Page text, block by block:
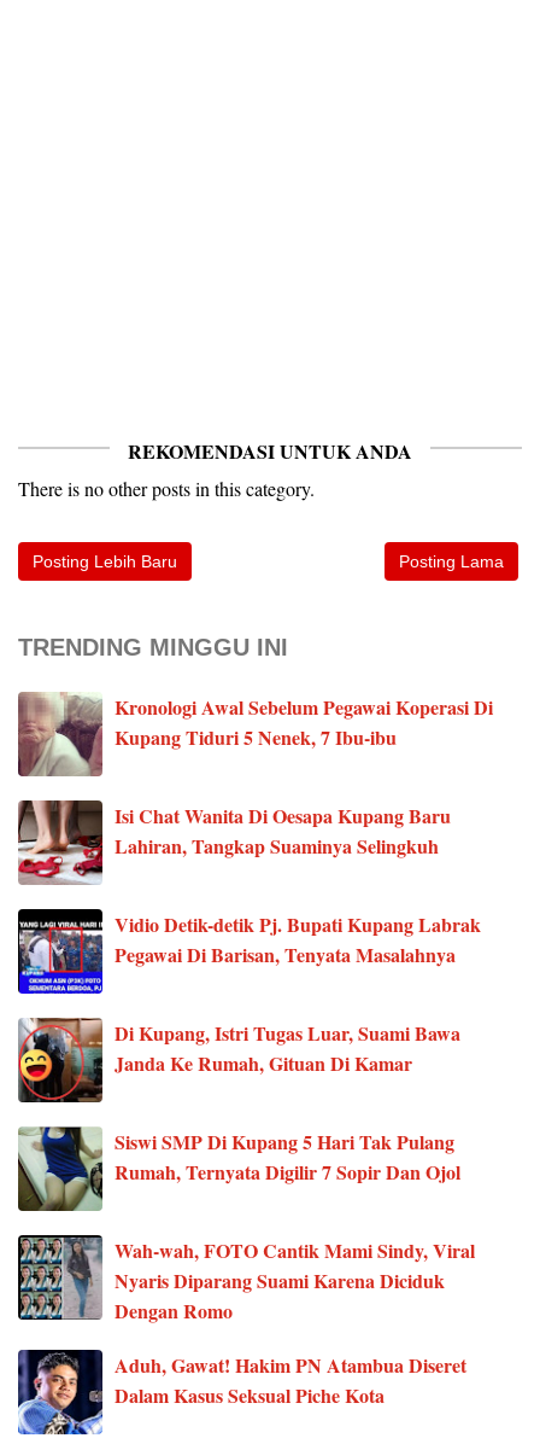
REKOMENDASI UNTUK ANDA
There is no other posts in this category.
Posting Lebih Baru Posting Lama
TRENDING MINGGU INI
Kronologi Awal Sebelum Pegawai Koperasi Di
Kupang Tiduri 5 Nenek, 7 Ibu-ibu
Isi Chat Wanita Di Oesapa Kupang Baru
Lahiran, Tangkap Suaminya Selingkuh
Vidio Detik-detik Pj. Bupati Kupang Labrak
Pegawai Di Barisan, Tenyata Masalahnya
Di Kupang, Istri Tugas Luar, Suami Bawa
Janda Ke Rumah, Gituan Di Kamar
Siswi SMP Di Kupang 5 Hari Tak Pulang
Rumah, Ternyata Digilir 7 Sopir Dan Ojol
Wah-wah, FOTO Cantik Mami Sindy, Viral
Nyaris Diparang Suami Karena Diciduk
Dengan Romo
Aduh, Gawat! Hakim PN Atambua Diseret
Dalam Kasus Seksual Piche Kota